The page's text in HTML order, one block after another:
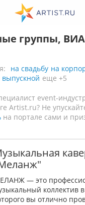
группы, ВИА
на свадьбу на
выпускной еще +5
event-
Artist.ru? Не
на портале сами и
— это
коллектив
вы отлично